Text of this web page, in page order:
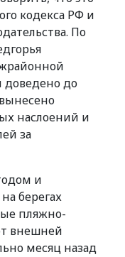
кодекса РФ и
По
доведено до
наслоений и
за
и
берегах
пляжно-
внешней
месяц назад